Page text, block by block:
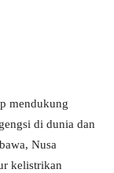
mendukung
di dunia dan
Nusa
kelistrikan